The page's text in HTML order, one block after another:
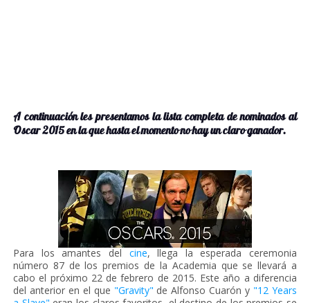
A continuación les presentamos la lista completa de nominados al
Oscar 2015 en la que hasta el momento no hay un claro ganador.
Para los amantes del cine, llega la esperada ceremonia
número 87 de los premios de la Academia que se llevará a
cabo el próximo 22 de febrero de 2015. Este año a diferencia
del anterior en el que "Gravity" de Alfonso Cuarón y "12 Years